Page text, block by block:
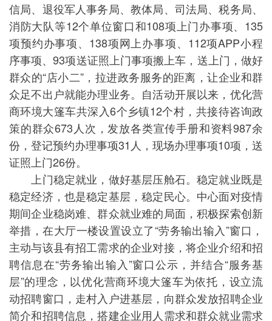
信局、退役军人事务局、教体局、司法局、税务局、
消防大队等12个单位窗口和108项上门办事项、135
项预约办事项、138项网上办事项、112项APP小程
序事项、93项送证照上门事项搬上车，送上门，做好
群众的“店小二”，拉进政务服务的距离，让企业和群
众足不出户就能办理业务。自活动开展以来，优化营
商环境大篷车共深入6个乡镇12个村，共接待咨询政
策的群众673人次，发放各类宣传手册和资料987余
份，登记预约办理事项31人，现场办理事项10项，送
证照上门26份。
上门稳定就业，做好基层压舱石。稳定就业既是
稳定经济，也是稳定基层，稳定民心。中心面对疫情
期间企业稳岗难、群众就业难的局面，积极探索创新
举措，在大厅一楼设置设立了“劳务输出输入”窗口，
主动与该县有招工需求的企业对接，将企业介绍和招
聘信息在“劳务输出输入”窗口公示，并结合“服务基
层”的理念，以优化营商环境大篷车为依托，设立流
动招聘窗口，走村入户进基层，向群众发放招聘企业
简介和招聘信息，搭建企业用人需求和群众就业需求